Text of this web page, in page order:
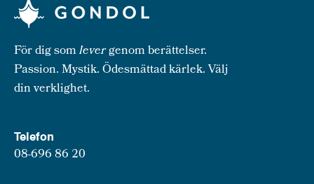
För dig somlevergenom berättelser.
Passion. Mystik. Ödesmättad kärlek. Välj
din verklighet.
Telefon
08-696 86 20